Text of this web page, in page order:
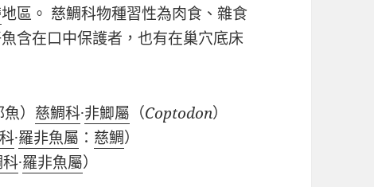
地區。 慈鯛科物種習性為肉食、雜食
含在口中保護者，也有在巢穴底床
） 慈鯛科·非鯽屬 （Coptodon）
·羅非魚屬 ： 慈鯛）
·羅非魚屬）